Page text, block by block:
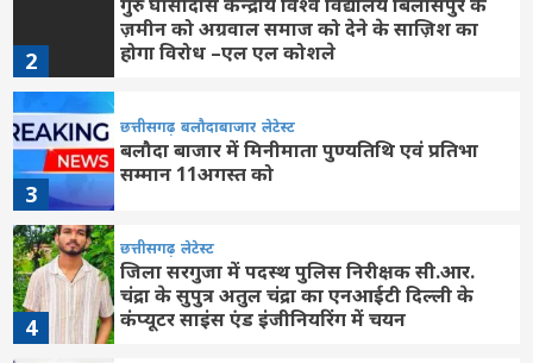
2
ज़मीन को अग्रवाल समाज को देने के साज़िश का
होगा विरोध –एल एल कोशले
3
छत्तीसगढ़ बलौदाबाजार लेटेस्ट
बलौदा बाजार में मिनीमाता पुण्यतिथि एवं प्रतिभा
सम्मान 11अगस्त को
4
छत्तीसगढ़ लेटेस्ट
जिला सरगुजा में पदस्थ पुलिस निरीक्षक सी.आर.
चंद्रा के सुपुत्र अतुल चंद्रा का एनआईटी दिल्ली के
कंप्यूटर साइंस एंड इंजीनियरिंग में चयन